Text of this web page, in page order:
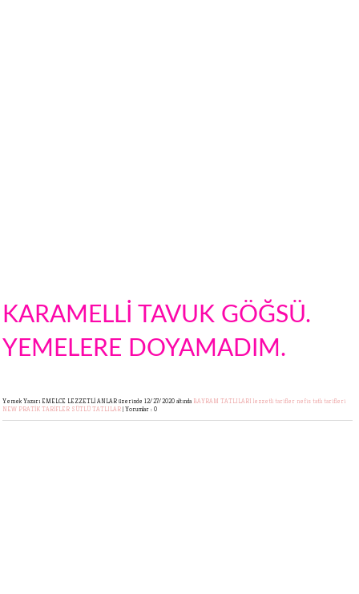
KARAMELLİ TAVUK GÖĞSÜ.
YEMELERE DOYAMADIM.
Yemek Yazarı EMELCE LEZZETLİ ANLARüzerinde 12/27/2020 altında BAYRAM TATLILARI lezzetli tarifler nefis tatlı tarifleri
NEW PRATİK TARİFLER SÜTLÜ TATLILAR | Yorumlar : 0